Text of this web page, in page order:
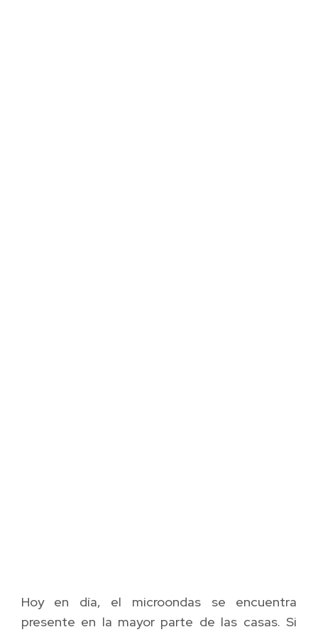
Hoy en día, el microondas se encuentra
presente en la mayor parte de las casas. Si